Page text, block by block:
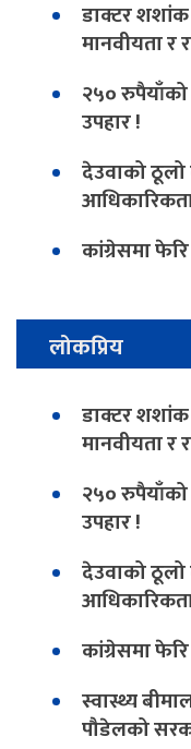
डाक्टर
मानवीयता र
२५०
उपहार !
देउवाको
कांग्रेसमा
लोकप्रिय
डाक्टर
मानवीयता र
२५०
उपहार !
देउवाको
कांग्रेसमा
स्वास्थ्य
पौडेलको